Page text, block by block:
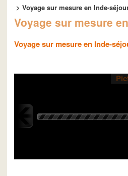
> Voyage sur mesure en Inde-
Voyage sur mesure
Voyage sur mesure en Inde-